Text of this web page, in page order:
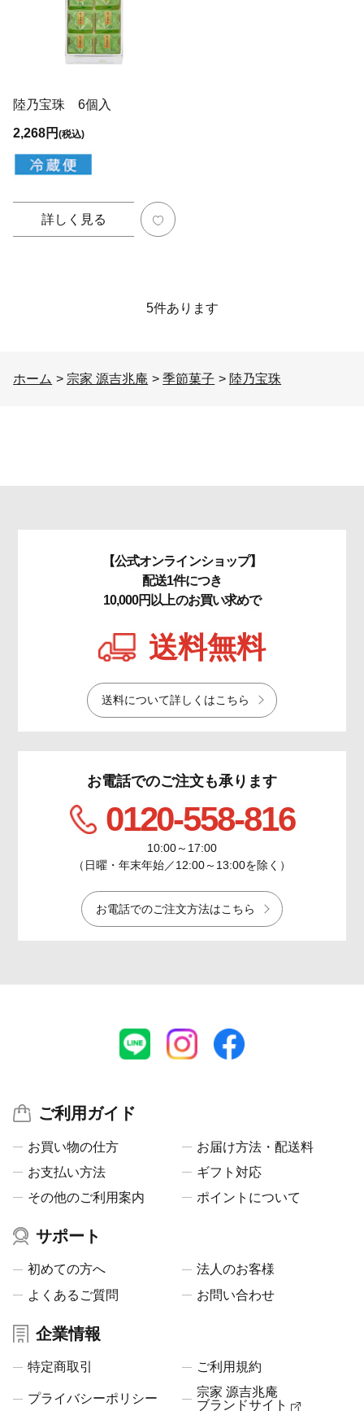
陸乃宝珠 6個入
2,268円(税込)
詳しく見る
5件あります
ホーム > 宗家 源吉兆庵 >季節菓子 > 陸乃宝珠
【公式オンラインショップ】
配送1件につき
10,000円以上のお買い求めで
送料無料
送料について詳しくはこちら
お電話でのご注文も承ります
0120-558-816
10:00～17:00
（日曜・年末年始／12:00～13:00を除く）
お電話でのご注文方法はこちら
ご利用ガイド
お買い物の仕方
お届け方法・配送料
お支払い方法
ギフト対応
その他のご利用案内
ポイントについて
サポート
初めての方へ
法人のお客様
よくあるご質問
お問い合わせ
企業情報
特定商取引 ご利用規約
プライバシーポリシー
宗家 源吉兆庵
ブランドサイト